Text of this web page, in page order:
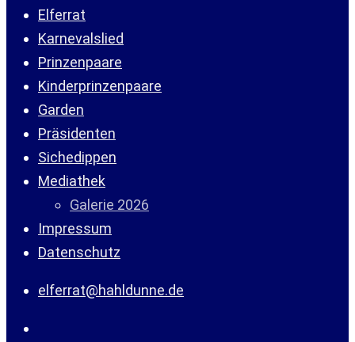
Elferrat
Karnevalslied
Prinzenpaare
Kinderprinzenpaare
Garden
Präsidenten
Sichedippen
Mediathek
Galerie 2026
Impressum
Datenschutz
elferrat@hahldunne.de